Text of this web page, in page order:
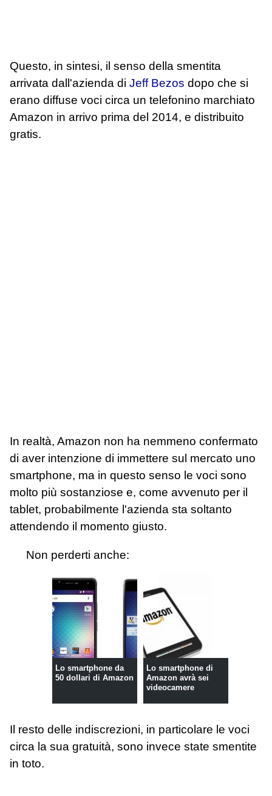
Questo, in sintesi, il senso della smentita
arrivata dall'azienda di Jeff Bezos dopo che si
erano diffuse voci circa un telefonino marchiato
Amazon in arrivo prima del 2014, e distribuito
gratis.
In realtà, Amazon non ha nemmeno confermato
di aver intenzione di immettere sul mercato uno
smartphone, ma in questo senso le voci sono
molto più sostanziose e, come avvenuto per il
tablet, probabilmente l'azienda sta soltanto
attendendo il momento giusto.
Non perderti anche:
Lo smartphone da
50 dollari di Amazon
Lo smartphone di
Amazon avrà sei
videocamere
Il resto delle indiscrezioni, in particolare le voci
circa la sua gratuità, sono invece state smentite
in toto.